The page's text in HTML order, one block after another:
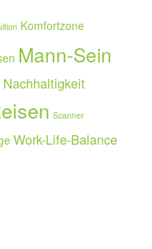
Komfortzone
Mann-Sein
Nachhaltigkeit
Scanner
Work-Life-Balance